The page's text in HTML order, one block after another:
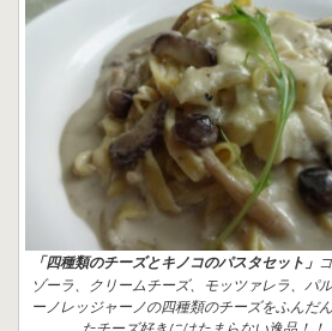
「四種類のチーズとキノコのパスタセット」
ゾーラ、クリームチーズ、モッツァレラ、パ
ーノレッジャーノの四種類のチーズをふんだ
たチーズ好きにはたまらない逸品！！